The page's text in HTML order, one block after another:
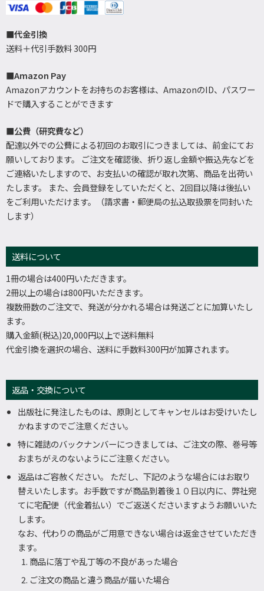
■代金引換
送料＋代引手数料 300円
■Amazon Pay
Amazonアカウントをお持ちのお客様は、AmazonのID、パスワー
ドで購入することができます
■公費（研究費など）
配達以外での公費による初回のお取引につきましては、前金にてお
願いしております。 ご注文を確認後、折り返し金額や振込先などを
ご連絡いたしますので、お支払いの確認が取れ次第、商品を出荷い
たします。 また、会員登録をしていただくと、2回目以降は後払い
をご利用いただけます。（請求書・郵便局の払込取扱票を同封いた
します）
送料について
1冊の場合は400円いただきます。
2冊以上の場合は800円いただきます。
複数冊数のご注文で、発送が分かれる場合は発送ごとに加算いたし
ます。
購入金額(税込)20,000円以上で送料無料
代金引換を選択の場合、送料に手数料300円が加算されます。
返品・交換について
出版社に発注したものは、原則としてキャンセルはお受けいたし
かねますのでご注意ください。
特に雑誌のバックナンバーにつきましては、ご注文の際、巻号等
おまちがえのないようにご注意ください。
返品はご容赦ください。 ただし、下記のような場合にはお取り
替えいたします。お手数ですが商品到着後１０日以内に、弊社宛
てに宅配便（代金着払い）でご返送くださいますようお願いいた
します。
なお、代わりの商品がご用意できない場合は返金させていただき
ます。
商品に落丁や乱丁等の不良があった場合
ご注文の商品と違う商品が届いた場合